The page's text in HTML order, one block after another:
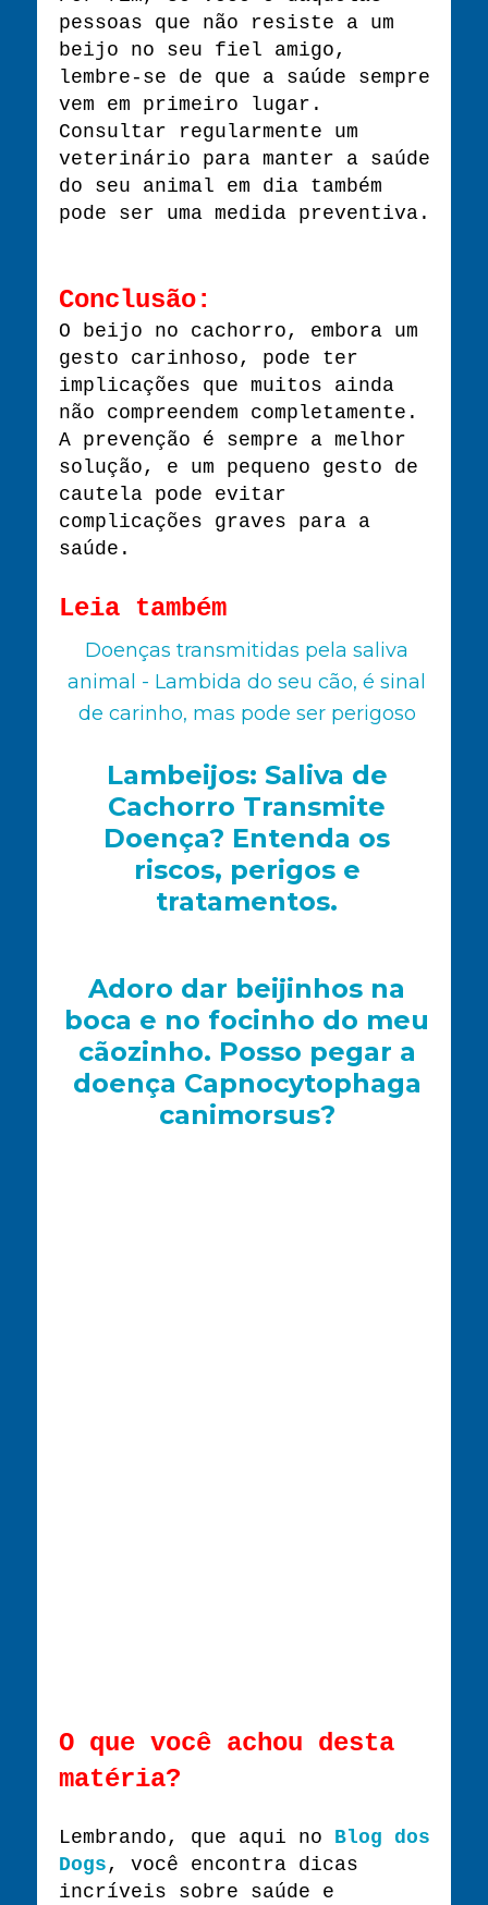
pessoas que não resiste a um
beijo no seu fiel amigo,
lembre-se de que a saúde sempre
vem em primeiro lugar.
Consultar regularmente um
veterinário para manter a saúde
do seu animal em dia também
pode ser uma medida preventiva.
Conclusão:
O beijo no cachorro, embora um
gesto carinhoso, pode ter
implicações que muitos ainda
não compreendem completamente.
A prevenção é sempre a melhor
solução, e um pequeno gesto de
cautela pode evitar
complicações graves para a
saúde.
Leia também
Doenças transmitidas pela saliva
animal - Lambida do seu cão, é sinal
de carinho, mas pode ser perigoso
Lambeijos: Saliva de
Cachorro Transmite
Doença? Entenda os
riscos, perigos e
tratamentos.
Adoro dar beijinhos na
boca e no focinho do meu
cãozinho. Posso pegar a
doença Capnocytophaga
canimorsus?
O que você achou desta
matéria?
Lembrando, que aqui no Blog dos
Dogs, você encontra dicas
incríveis sobre saúde e